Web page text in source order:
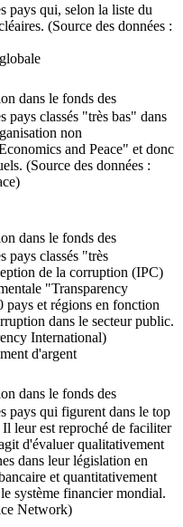
pays qui, selon la liste du
(Source des données :
dans le fonds des
pays classés "très bas" dans
non
and Peace" et donc
(Source des données :
dans le fonds des
pays classés "très
de la corruption (IPC)
"Transparency
et régions en fonction
dans le secteur public.
International)
d'argent
dans le fonds des
pays qui figurent dans le top
leur est reproché de faciliter
d'évaluer qualitativement
dans leur législation en
et quantitativement
système financier mondial.
Network)